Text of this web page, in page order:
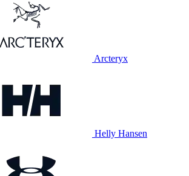
Arcteryx
Helly Hansen